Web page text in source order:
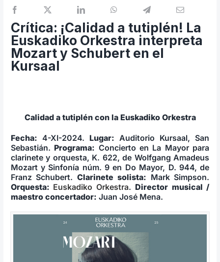
Recomendación
Cosas de Beckmesser
Nosotros y privacidad
Buscar:
Crítica: ¡Calidad a tutiplén! La
Euskadiko Orkestra interpreta
Mozart y Schubert en el
Kursaal
Calidad a tutiplén con la Euskadiko Orkestra
Fecha: 4-XI-2024. Lugar: Auditorio Kursaal, San
Sebastián. Programa: Concierto en La Mayor para
clarinete y orquesta, K. 622, de Wolfgang Amadeus
Mozart y Sinfonía núm. 9 en Do Mayor, D. 944, de
Franz Schubert. Clarinete solista: Mark Simpson.
Orquesta: Euskadiko Orkestra. Director musical /
maestro concertador: Juan José Mena.